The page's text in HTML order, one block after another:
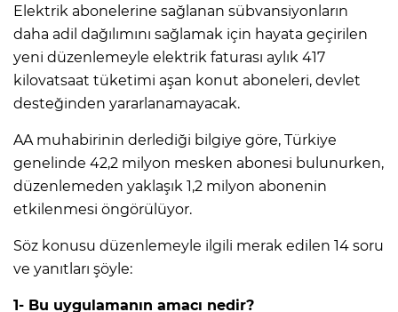
Elektrik abonelerine sağlanan sübvansiyonların
daha adil dağılımını sağlamak için hayata geçirilen
yeni düzenlemeyle elektrik faturası aylık 417
kilovatsaat tüketimi aşan konut aboneleri, devlet
desteğinden yararlanamayacak.
AA muhabirinin derlediği bilgiye göre, Türkiye
genelinde 42,2 milyon mesken abonesi bulunurken,
düzenlemeden yaklaşık 1,2 milyon abonenin
etkilenmesi öngörülüyor.
Söz konusu düzenlemeyle ilgili merak edilen 14 soru
ve yanıtları şöyle:
1- Bu uygulamanın amacı nedir?